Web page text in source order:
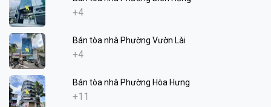
+4
Bán tòa nhà Phường Vườn Lài
+4
Bán tòa nhà Phường Hòa Hưng
+11